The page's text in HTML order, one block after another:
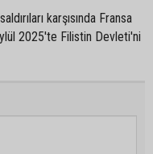
karşısında Fransa
2025'te Filistin Devleti'ni